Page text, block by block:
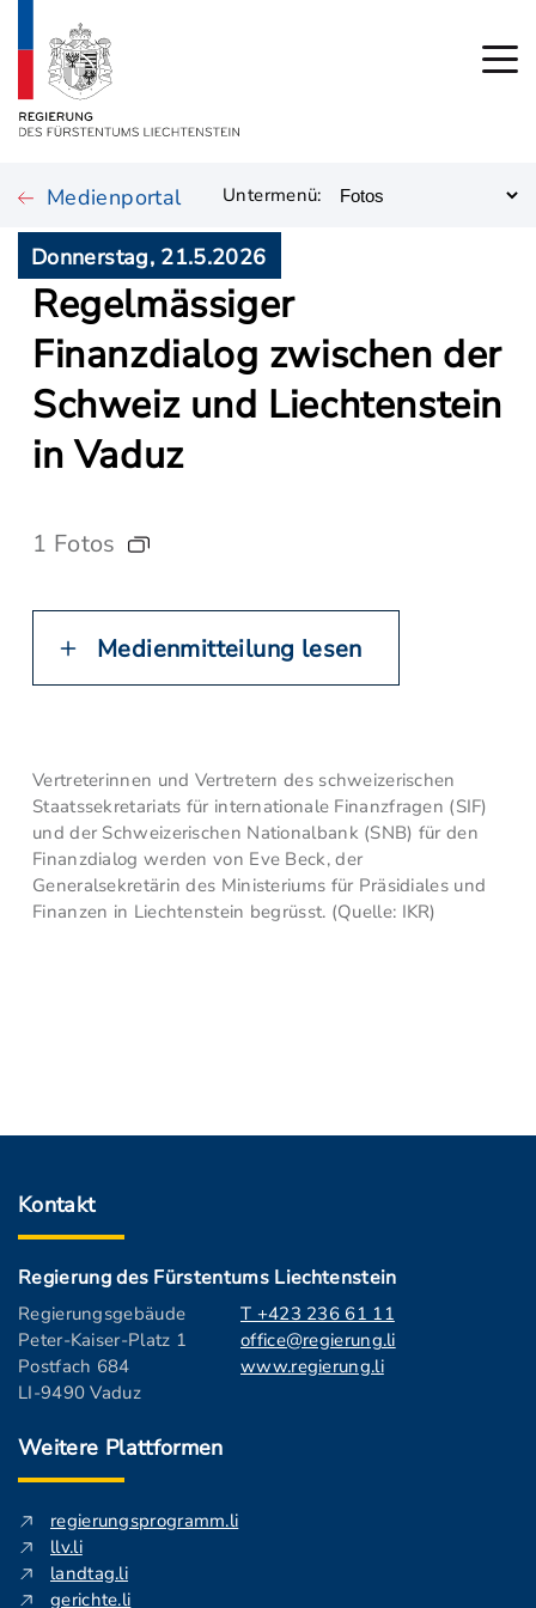
Medienportal Untermenü:
Donnerstag, 21.5.2026
Regelmässiger
Finanzdialog zwischen der
Schweiz und Liechtenstein
in Vaduz
1 Fotos
Medienmitteilung lesen
Vertreterinnen und Vertretern des schweizerischen
Staatssekretariats für internationale Finanzfragen (SIF)
und der Schweizerischen Nationalbank (SNB) für den
Finanzdialog werden von Eve Beck, der
Generalsekretärin des Ministeriums für Präsidiales und
Finanzen in Liechtenstein begrüsst. (Quelle: IKR)
Kontakt
Regierung des Fürstentums Liechtenstein
Regierungsgebäude
Peter-Kaiser-Platz 1
Postfach 684
LI-9490 Vaduz
T +423 236 61 11
office@regierung.li
www.regierung.li
Weitere Plattformen
regierungsprogramm.li
llv.li
landtag.li
gerichte.li